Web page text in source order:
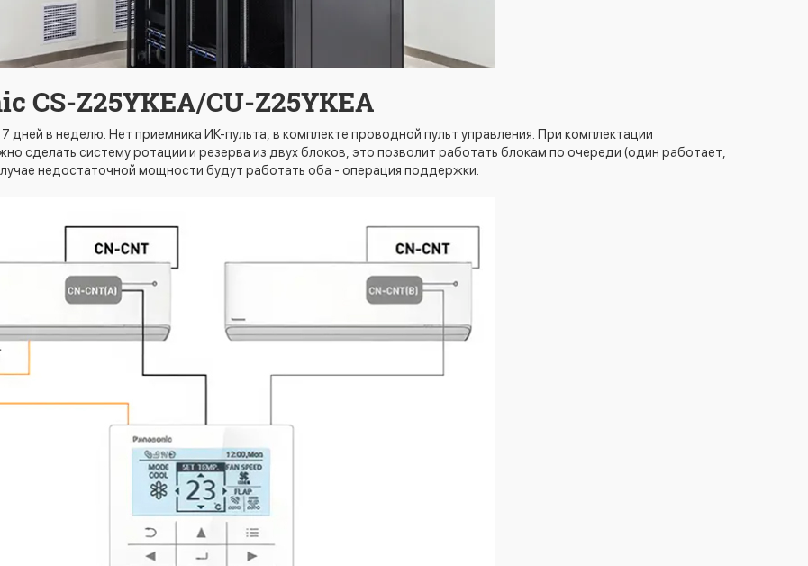
CS-Z25YKEA/CU-Z25YKEA
дней в неделю. Нет приемника ИК-пульта, в комплекте проводной пульт управления. При комплектации
сделать систему ротации и резерва из двух блоков, это позволит работать блокам по очереди (один работает,
недостаточной мощности будут работать оба - операция поддержки.